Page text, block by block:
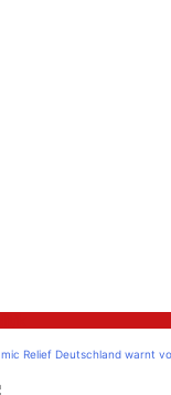
Relief Deutschland warnt